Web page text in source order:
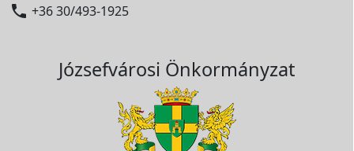
 +36 30/493-1925
Józsefvárosi Önkormányzat